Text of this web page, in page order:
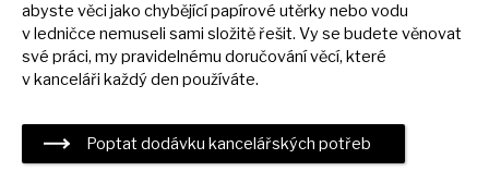
abyste věci jako chybějící papírové utěrky nebo vodu
vledničce nemuseli sami složitě řešit. Vyse budete věnovat
své práci, mypravidelnému doručování věcí, které
vkanceláři každý den používáte.
Poptat dodávku kancelářských potřeb